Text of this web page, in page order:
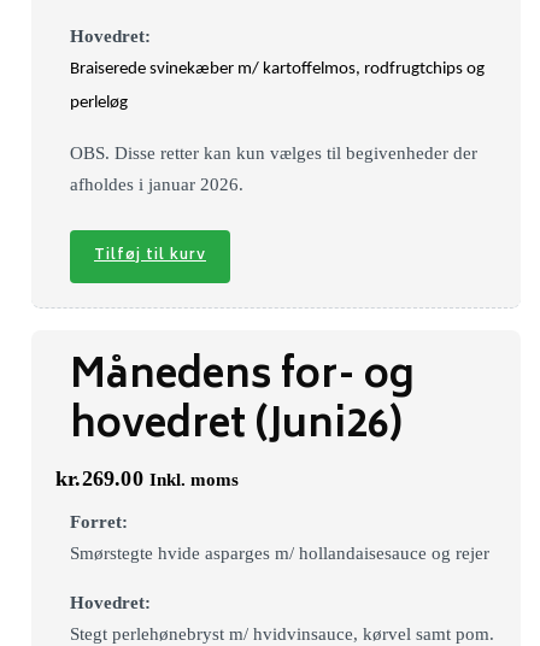
Hovedret:
Braiserede svinekæber m/ kartoffelmos, rodfrugtchips og
perleløg
OBS. Disse retter kan kun vælges til begivenheder der
afholdes i januar 2026.
Tilføj til kurv
Månedens for- og
hovedret (Juni26)
kr.269.00 Inkl. moms
Forret:
Smørstegte hvide asparges m/ hollandaisesauce og rejer
Hovedret:
Stegt perlehønebryst m/ hvidvinsauce, kørvel samt pom.